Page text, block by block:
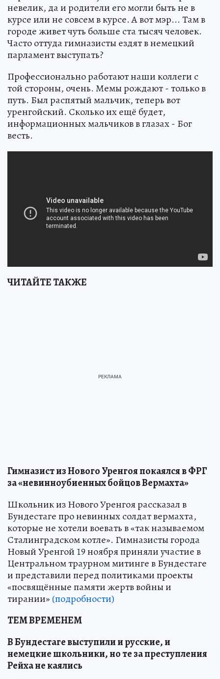
невелик, да и родители его могли быть не в
курсе или не совсем в курсе. А вот мэр... Там в
городе живет чуть больше ста тысяч человек.
Часто оттуда гимназисты ездят в немецкий
парламент выступать?
Профессионально работают наши коллеги с
той стороны, очень. Мемы рождают - только в
путь. Был распятый мальчик, теперь вот
уренгойский. Сколько их ещё будет,
информационных мальчиков в глазах - Бог
весть.
ЧИТАЙТЕ ТАКЖЕ
Гимназист из Нового Уренгоя покаялся в ФРГ
за «невинноубиенных бойцов Вермахта»
Школьник из Нового Уренгоя рассказал в
Бундестаге про невинных солдат вермахта,
которые не хотели воевать в «так называемом
Сталинградском котле». Гимназисты города
Новый Уренгой 19 ноября приняли участие в
Центральном траурном митинге в Бундестаге
и представили перед политиками проекты
«посвящённые памяти жертв войны и
тирании» (подробности)
ТЕМ ВРЕМЕНЕМ
В Бундестаге выступили и русские, и
немецкие школьники, но те за преступления
Рейха не каялись